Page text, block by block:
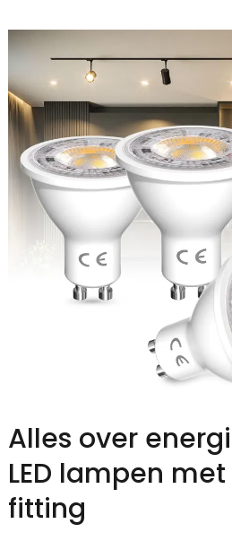
Alles over
LED lampen met
fitting